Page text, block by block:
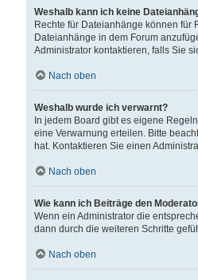
Weshalb kann ich keine
Rechte für Dateianhänge können
Dateianhänge in dem Forum
Administrator kontaktieren, falls Sie
Nach oben
Weshalb wurde ich verwarnt?
In jedem Board gibt es eigene
eine Verwarnung erteilen. Bitte
hat. Kontaktieren Sie einen
Nach oben
Wie kann ich Beiträge den
Wenn ein Administrator die
dann durch die weiteren Schritte
Nach oben